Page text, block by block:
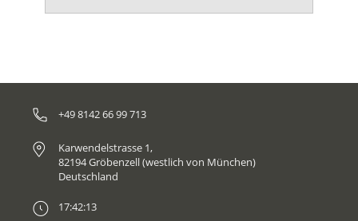
+49 8142 66 99 713
Karwendelstrasse 1,
82194 Gröbenzell (westlich von München)
Deutschland
17:42:13